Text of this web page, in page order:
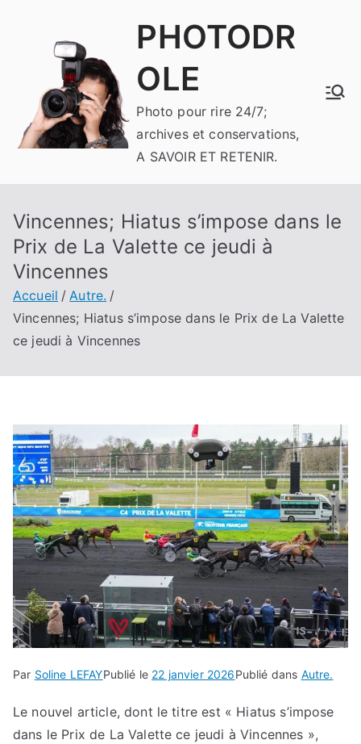
PHOTODR
OLE
Photo pour rire 24/7;
archives et conservations,
A SAVOIR ET RETENIR.
Vincennes; Hiatus s’impose dans le
Prix de La Valette ce jeudi à
Vincennes
Accueil
Autre.
Vincennes; Hiatus s’impose dans le Prix de La Valette
ce jeudi à Vincennes
Par Soline LEFAYPublié le 22 janvier 2026Publié dans Autre.
Le nouvel article, dont le titre est « Hiatus s’impose
dans le Prix de La Valette ce jeudi à Vincennes »,